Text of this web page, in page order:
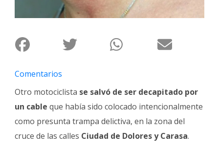
Cartelera
de
Clasificados
Fúnebres
Comentarios
Otro motociclista se salvó de ser decapitado por
un cable que había sido colocado intencionalmente
como presunta trampa delictiva, en la zona del
cruce de las calles Ciudad de Dolores y Carasa.